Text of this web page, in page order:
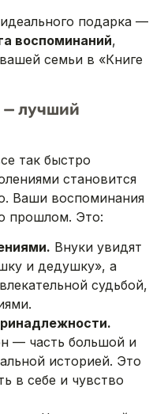
подарка —
воспоминаний,
семьи в «Книге
— лучший
так быстро
становится
Ваши воспоминания
прошлом. Это:
Внуки увидят
и дедушку», а
судьбой,
— часть большой и
историей. Это
в себе и чувство